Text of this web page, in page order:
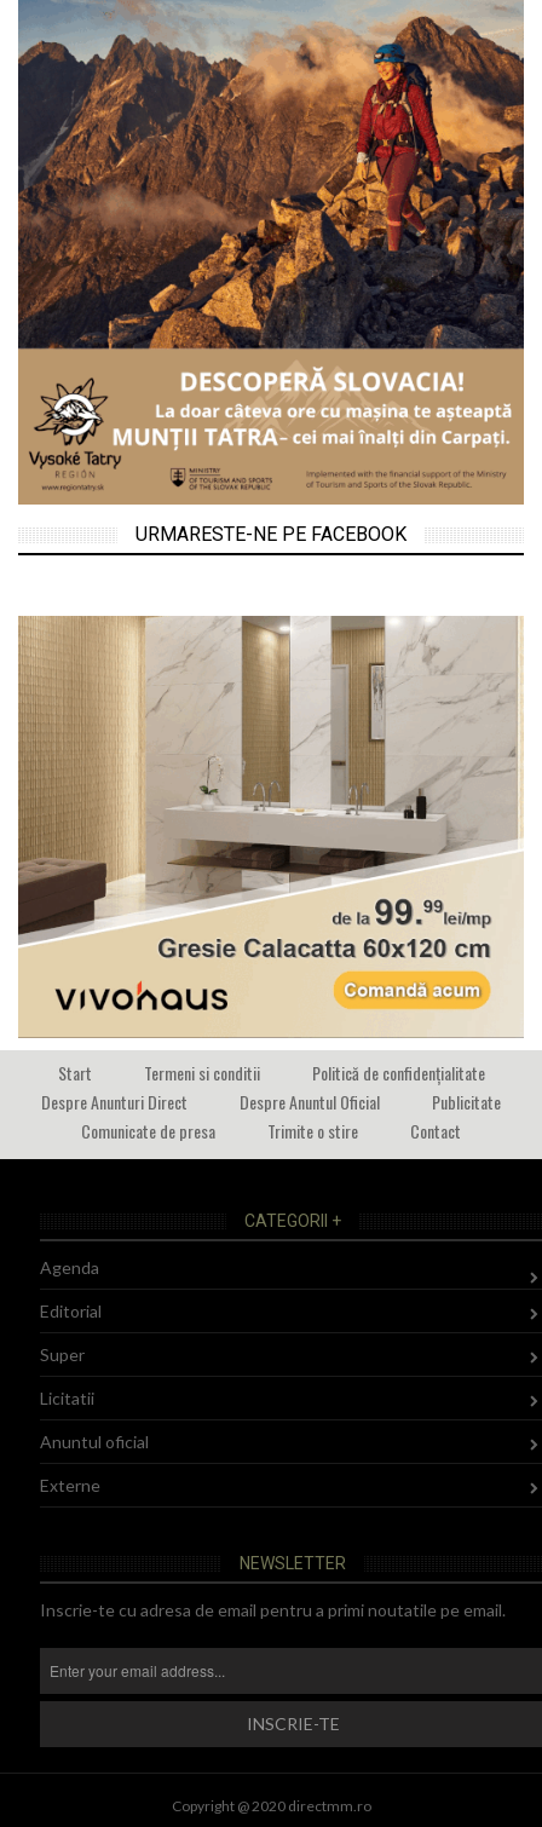
URMARESTE-NE PE FACEBOOK
Start Termeni si conditii
Politică de confidențialitate
Despre Anunturi Direct
Despre Anuntul Oficial
Publicitate
Comunicate de presa
Trimite o stire Contact
CATEGORII +
Agenda
Editorial
Super
Licitatii
Anuntul oficial
Externe
NEWSLETTER
Inscrie-te cu adresa de email pentru a primi noutatile pe email.
Copyright @ 2020 directmm.ro